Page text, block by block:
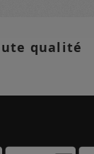
qualité